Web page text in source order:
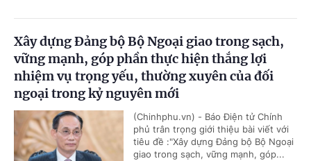
Xây dựng Đảng bộ Bộ Ngoại giao trong sạch,
vững mạnh, góp phần thực hiện thắng lợi
nhiệm vụ trọng yếu, thường xuyên của đối
ngoại trong kỷ nguyên mới
(Chinhphu.vn) - Báo Điện tử Chính
phủ trân trọng giới thiệu bài viết với
tiêu đề :"Xây dựng Đảng bộ Bộ Ngoại
giao trong sạch, vững mạnh, góp...